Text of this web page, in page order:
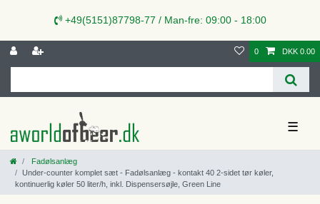
+49(5151)87798-77 / Man-fre: 09:00 - 18:00
0 DKK 0.00
☰
Fadølsanlæg
Under-counter komplet sæt - Fadølsanlæg - kontakt 40 2-sidet tør køler,
kontinuerlig køler 50 liter/h, inkl. Dispensersøjle, Green Line